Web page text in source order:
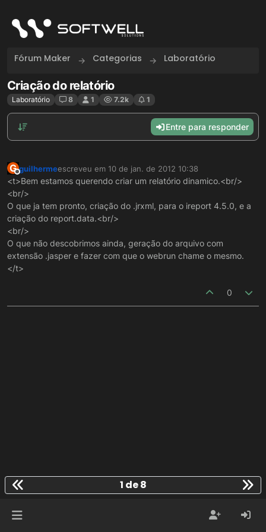
Fórum Maker Categorias Laboratório
Criação do relatório
Laboratório 8 1 7.2k 1
Entre para responder
G
Offline
guilhermeescreveu em 10 de jan. de 2012 10:38
última edição por
<t>Bem estamos querendo criar um relatório dinamico.<br/>
<br/>
O que ja tem pronto, criação do .jrxml, para o ireport 4.5.0, e a
criação do report.data.<br/>
<br/>
O que não descobrimos ainda, geração do arquivo com
extensão .jasper e fazer com que o webrun chame o mesmo.
</t>
0
1 de 8